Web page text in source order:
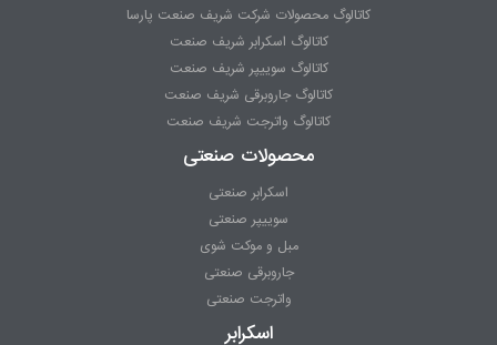
کاتالوگ محصولات شرکت شریف صنعت پارسا
کاتالوگ اسکرابر شریف صنعت
کاتالوگ سوییپر شریف صنعت
کاتالوگ جاروبرقی شریف صنعت
کاتالوگ واترجت شریف صنعت
محصولات صنعتی
اسکرابر صنعتی
سوییپر صنعتی
مبل و موکت شوی
جاروبرقی صنعتی
واترجت صنعتی
اسکرابر